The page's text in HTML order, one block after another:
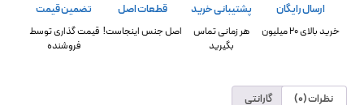
ارسال رایگان
خرید بالای 20 میلیون
پشتیبانی خرید
هر زمانی تماس
بگیرید
قطعات اصل
اصل جنس اینجاست!
تضمین قیمت
قیمت گذاری توسط
فروشنده
نظرات (0) گارانتی